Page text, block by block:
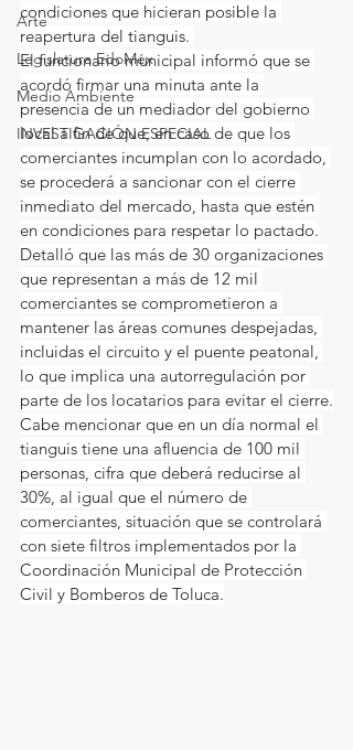
Arte
Legislatura EdoMéx
Medio Ambiente
INVESTIGACIÓN ESPECIAL
condiciones que hicieran posible la
reapertura del tianguis.
El funcionario municipal informó que se
acordó firmar una minuta ante la
presencia de un mediador del gobierno
local a fin de que, en caso de que los
comerciantes incumplan con lo acordado,
se procederá a sancionar con el cierre
inmediato del mercado, hasta que estén
en condiciones para respetar lo pactado.
Detalló que las más de 30 organizaciones
que representan a más de 12 mil
comerciantes se comprometieron a
mantener las áreas comunes despejadas,
incluidas el circuito y el puente peatonal,
lo que implica una autorregulación por
parte de los locatarios para evitar el cierre.
Cabe mencionar que en un día normal el
tianguis tiene una afluencia de 100 mil
personas, cifra que deberá reducirse al
30%, al igual que el número de
comerciantes, situación que se controlará
con siete filtros implementados por la
Coordinación Municipal de Protección
Civil y Bomberos de Toluca.